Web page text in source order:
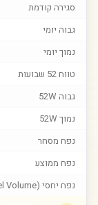
סגירה קודמת
גבוה יומי
נמוך יומי
טווח 52 שבועות
גבוה 52W
נמוך 52W
נפח מסחר
נפח ממוצע
נפח יחסי (Rel Volume)